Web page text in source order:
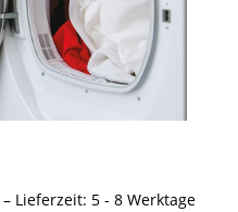
– Lieferzeit: 5 - 8 Werktage